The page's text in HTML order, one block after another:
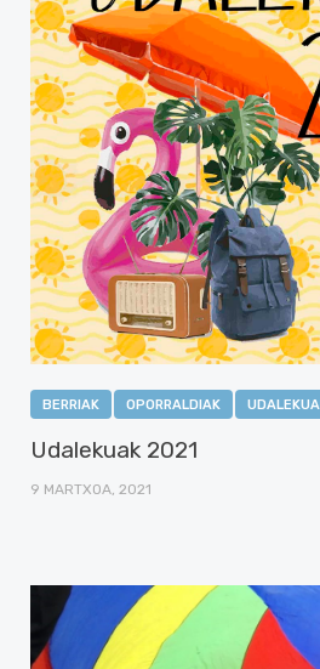
BERRIAK OPORRALDIAK
Udalekuak 2021
9 MARTXOA, 2021